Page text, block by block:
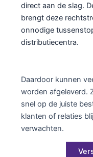
direct aan de slag.
brengt deze
onnodige
distributiecentra.
Daardoor kunnen
worden afgeleverd.
snel op de juiste
klanten of relaties
verwachten.